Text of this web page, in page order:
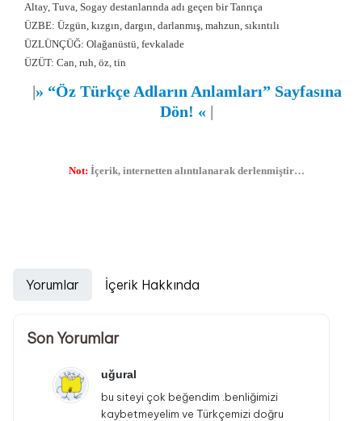
Altay, Tuva, Sogay destanlarında adı geçen bir Tanrıça
ÜZBE: Üzgün, kızgın, dargın, darlanmış, mahzun, sıkıntılı
ÜZLÜNÇÜĞ: Olağanüstü, fevkalade
ÜZÜT: Can, ruh, öz, tin
|» “Öz Türkçe Adların Anlamları” Sayfasına
Dön! « |
Not: İçerik, internetten alıntılanarak derlenmiştir…
Yorumlar İçerik Hakkında
Son Yorumlar
uğural
bu siteyi çok beğendim .benliğimizi
kaybetmeyelim ve Türkçemizi doğru